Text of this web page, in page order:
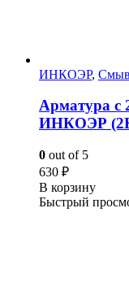
ИНКОЭР,
Арматура с
ИНКОЭР
0 out of 5
630 ₽
В корзину
Быстрый